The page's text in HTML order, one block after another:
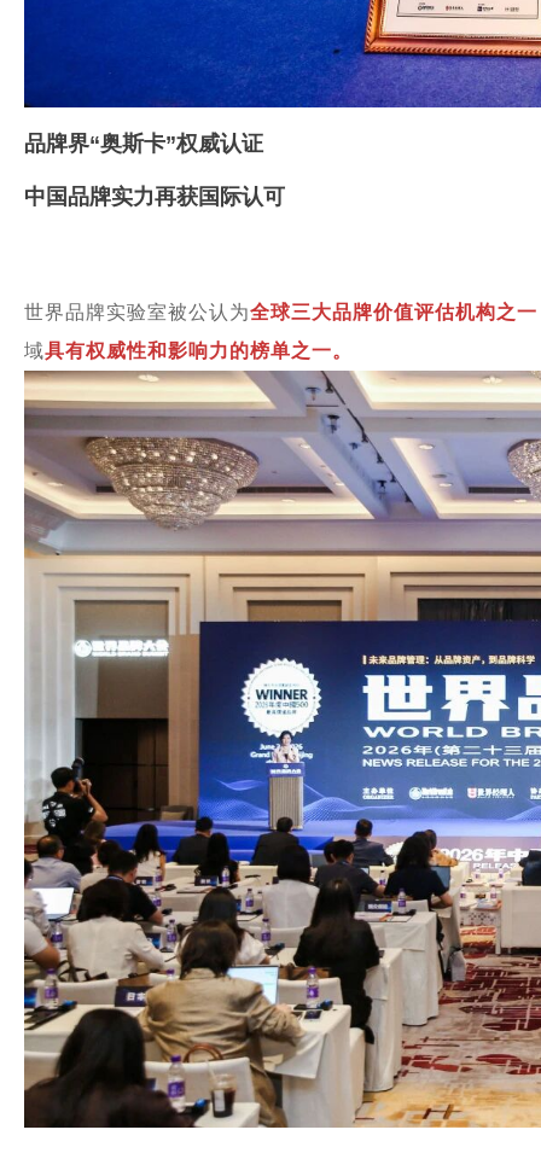
品牌界“奥斯卡”权威认证
中国品牌实力再获国际认可
世界品牌实验室被公认为全球三大品牌价值评估机构之一
域具有权威性和影响力的榜单之一。